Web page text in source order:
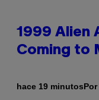
1999 Alien
Coming to
hace 19 minutosPor